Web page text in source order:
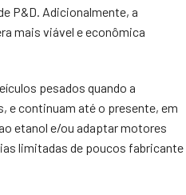
P&D. Adicionalmente, a
mais viável e econômica
pesados quando a
e continuam até o presente, em
etanol e/ou adaptar motores
limitadas de poucos fabricante